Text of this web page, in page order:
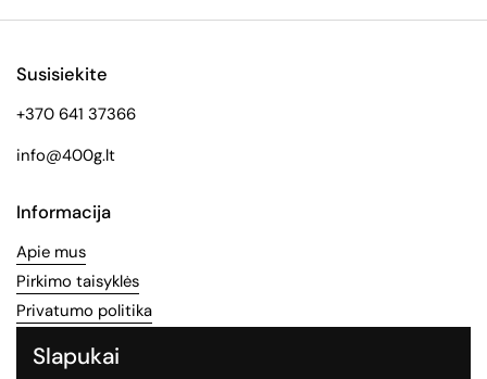
Susisiekite
+370 641 37366
info@400g.lt
Informacija
Apie mus
Pirkimo taisyklės
Privatumo politika
Socialinės medijos
Slapukai